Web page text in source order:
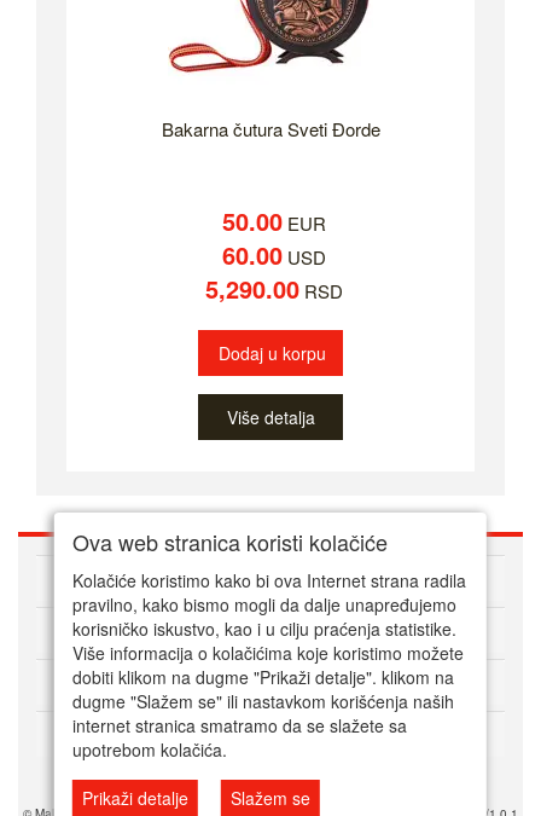
Bakarna čutura Sveti Đorde
50.00EUR
60.00USD
5,290.00RSD
Dodaj u korpu
Više detalja
O nama
Kako kupovati online
Korisnički servis
Način plaćanja
Ova web stranica koristi kolačiće
Kolačiće koristimo kako bi ova Internet strana radila
pravilno, kako bismo mogli da dalje unapređujemo
korisničko iskustvo, kao i u cilju praćenja statistike.
Više informacija o kolačićima koje koristimo možete
dobiti klikom na dugme "Prikaži detalje". klikom na
dugme "Slažem se" ili nastavkom korišćenja naših
internet stranica smatramo da se slažete sa
upotrebom kolačića.
Prikaži detalje
Slažem se